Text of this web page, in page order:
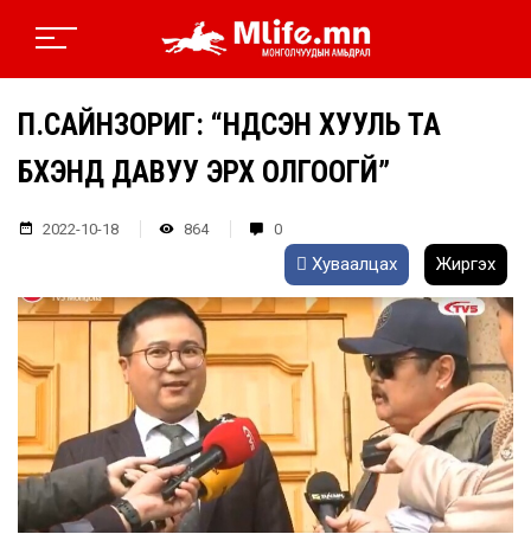
П.САЙНЗОРИГ: “ҮНДСЭН ХУУЛЬ ТА
БҮХЭНД ДАВУУ ЭРХ ОЛГООГҮЙ”
2022-10-18 864 0
Хуваалцах Жиргэх